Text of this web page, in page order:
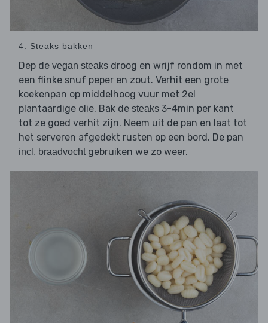
4. Steaks bakken
Dep de vegan steaks droog en wrijf rondom in met
een flinke snuf peper en zout. Verhit een grote
koekenpan op middelhoog vuur met 2el
plantaardige olie. Bak de steaks 3-4min per kant
tot ze goed verhit zijn. Neem uit de pan en laat tot
het serveren afgedekt rusten op een bord. De pan
incl. braadvocht gebruiken we zo weer.